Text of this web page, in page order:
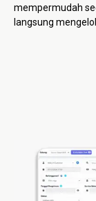
mempermudah
langsung